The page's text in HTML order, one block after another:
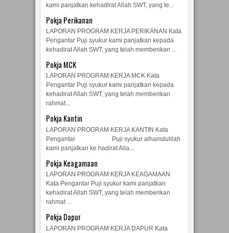
kami panjatkan kehadirat Allah SWT, yang te...
Pokja Perikanan
LAPORAN PROGRAM KERJA PERIKANAN Kata
Pengantar Puji syukur kami panjatkan kepada
kehadirat Allah SWT, yang telah memberikan ...
Pokja MCK
LAPORAN PROGRAM KERJA MCK Kata
Pengantar Puji syukur kami panjatkan kepada
kehadirat Allah SWT, yang telah memberikan
rahmat...
Pokja Kantin
LAPORAN PROGRAM KERJA KANTIN Kata
Pengantar Puji syukur alhamdulilah
kami panjatkan ke hadirat Alla...
Pokja Keagamaan
LAPORAN PROGRAM KERJA KEAGAMAAN
Kata Pengantar Puji syukur kami panjatkan
kehadirat Allah SWT, yang telah memberikan
rahmat ...
Pokja Dapur
LAPORAN PROGRAM KERJA DAPUR Kata